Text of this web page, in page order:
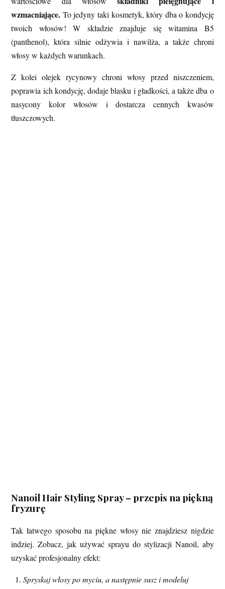
wzmacniające. To jedyny taki kosmetyk, który dba o kondycję
twoich włosów! W składzie znajduje się witamina B5
(panthenol), która silnie odżywia i nawilża, a także chroni
włosy w każdych warunkach.
Z kolei olejek rycynowy chroni włosy przed niszczeniem,
poprawia ich kondycję, dodaje blasku i gładkości, a także dba o
nasycony kolor włosów i dostarcza cennych kwasów
tłuszczowych.
Nanoil Hair Styling Spray – przepis na piękną
fryzurę
Tak łatwego sposobu na piękne włosy nie znajdziesz nigdzie
indziej. Zobacz, jak używać sprayu do stylizacji Nanoil, aby
uzyskać profesjonalny efekt:
Spryskaj włosy po myciu, a następnie susz i modeluj